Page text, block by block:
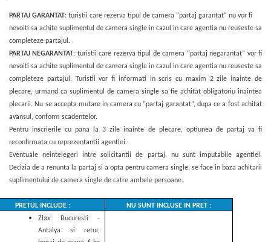
PARTAJ GARANTAT: turistii care rezerva tipul de camera “partaj garantat” nu vor fi
nevoiti sa achite suplimentul de camera single in cazul in care agentia nu reuseste sa
completeze partajul.
PARTAJ NEGARANTAT: turistii care rezerva tipul de camera “partaj negarantat” vor fi
nevoiti sa achite suplimentul de camera single in cazul in care agentia nu reuseste sa
completeze partajul. Turistii vor fi informati in scris cu maxim 2 zile inainte de
plecare, urmand ca suplimentul de camera single sa fie achitat obligatoriu inaintea
plecarii. Nu se accepta mutare in camera cu ”partaj garantat”, dupa ce a fost achitat
avansul, conform scadentelor.
Pentru inscrierile cu pana la 3 zile inainte de plecare, optiunea de partaj va fi
reconfirmata cu reprezentantii agentiei.
Eventuale neintelegeri intre solicitantii de partaj, nu sunt imputabile agentiei.
Decizia de a renunta la partaj si a opta pentru camera single, se face in baza achitarii
suplimentului de camera single de catre ambele persoane.
PRETUL INCLUDE :
NU SUNT INCLUSE IN PRET :
Zbor Bucuresti -
Antalya si retur,